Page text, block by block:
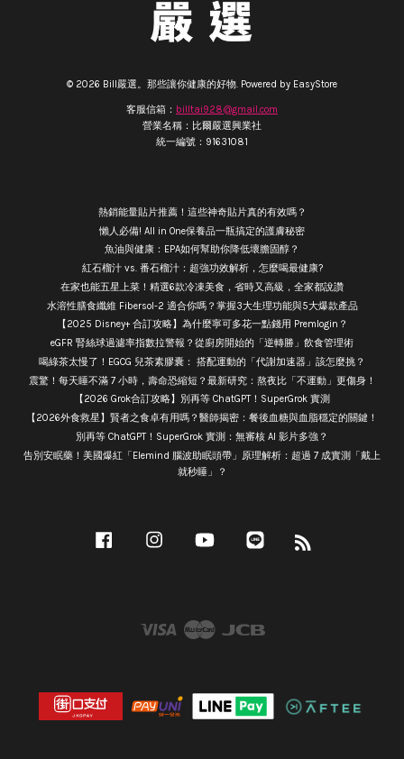
© 2026 Bill嚴選。那些讓你健康的好物. Powered by EasyStore
客服信箱： billtai928@gmail.com
營業名稱：比爾嚴選興業社
統一編號：91631081
熱銷能量貼片推薦！這些神奇貼片真的有效嗎？
懶人必備! All in One保養品一瓶搞定的護膚秘密
魚油與健康：EPA如何幫助你降低壞膽固醇？
紅石榴汁 vs. 番石榴汁：超強功效解析，怎麼喝最健康?
在家也能五星上菜！精選6款冷凍美食，省時又高級，全家都說讚
水溶性膳食纖維 Fibersol-2 適合你嗎？掌握3大生理功能與5大爆款產品
【2025 Disney+ 合訂攻略】為什麼寧可多花一點錢用 Premlogin？
eGFR 腎絲球過濾率指數拉警報？從廚房開始的「逆轉勝」飲食管理術
喝綠茶太慢了！EGCG 兒茶素膠囊： 搭配運動的「代謝加速器」該怎麼挑？
震驚！每天睡不滿 7 小時，壽命恐縮短？最新研究：熬夜比「不運動」更傷身！
【2026 Grok合訂攻略】別再等 ChatGPT！SuperGrok 實測
【2026外食救星】賢者之食卓有用嗎？醫師揭密：餐後血糖與血脂穩定的關鍵！
別再等 ChatGPT！SuperGrok 實測：無審核 AI 影片多強？
告別安眠藥！美國爆紅「Elemind 腦波助眠頭帶」原理解析：超過 7 成實測「戴上
就秒睡」？
Facebook Instagram YouTube
Visa Master